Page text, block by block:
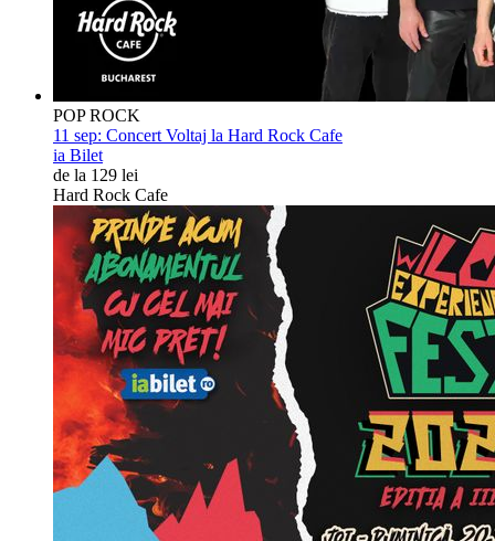
POP ROCK
11 sep: Concert Voltaj la Hard Rock Cafe
ia Bilet
de la 129 lei
Hard Rock Cafe